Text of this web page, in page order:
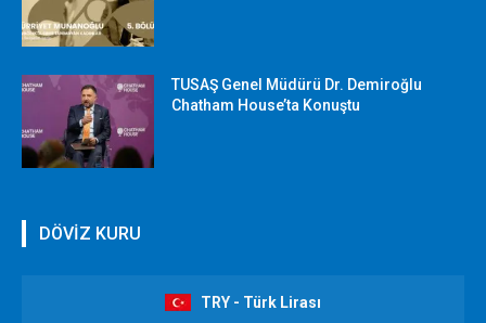
TUSAŞ Genel Müdürü Dr. Demiroğlu
Chatham House’ta Konuştu
DÖVİZ KURU
TRY - Türk Lirası